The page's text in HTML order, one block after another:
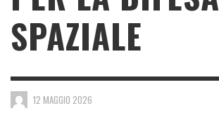
SPAZIALE
12 MAGGIO 2026